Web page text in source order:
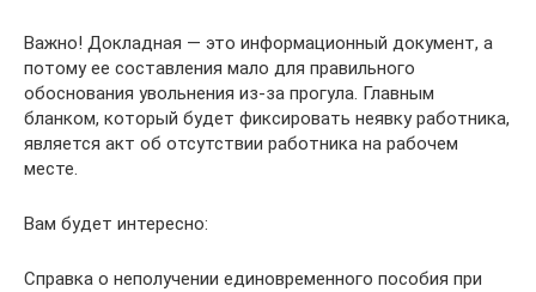
Важно! Докладная — это информационный документ, а
потому ее составления мало для правильного
обоснования увольнения из-за прогула. Главным
бланком, который будет фиксировать неявку работника,
является акт об отсутствии работника на рабочем
месте.
Вам будет интересно:
Справка о неполучении единовременного пособия при